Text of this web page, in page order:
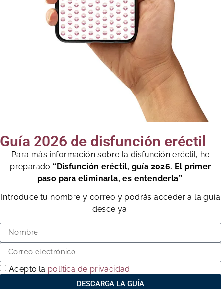
Guía 2026 de disfunción eréctil
Para más información sobre la disfunción eréctil, he
preparado“Disfunción eréctil, guía 2026. El primer
paso para eliminarla, es entenderla”.
Introduce tu nombre y correo y podrás acceder a la guía
desde ya.
Acepto la política de privacidad
DESCARGA LA GUÍA